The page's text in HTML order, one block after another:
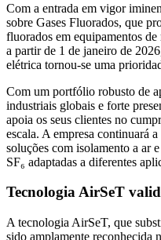
Com a entrada em vigor
sobre Gases Fluorados, que
fluorados em equipamentos
a partir de 1 de janeiro de
elétrica tornou-se uma
Com um portfólio robusto de
industriais globais e forte
apoia os seus clientes no
escala. A empresa continuará
soluções com isolamento a ar
SF₆ adaptadas a diferentes
Tecnologia AirSeT
A tecnologia AirSeT, que
sido amplamente reconhecida